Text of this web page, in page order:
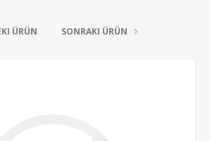
ÜRÜN SONRAKI ÜRÜN